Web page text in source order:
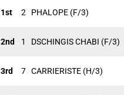
1st 2 PHALOPE (F/3)
2nd 1 DSCHINGIS CHABI (F/3)
3rd 7 CARRIERISTE (H/3)